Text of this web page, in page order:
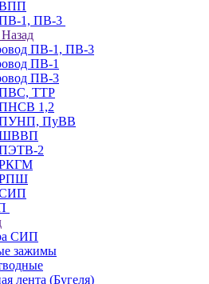
ВПП
1, ПВ-3
Назад
ПВ-1, ПВ-3
ПВ-1
ПВ-3
ТТР
1,2
ПУНП, ПуВВ
ШВВП
2
РПШ
СИП
СИП
зажимы
лента (Бугеля)